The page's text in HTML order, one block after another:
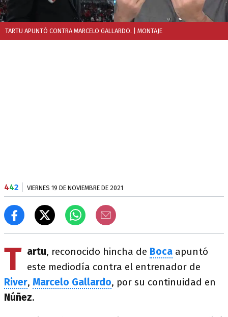
TARTU APUNTÓ CONTRA MARCELO GALLARDO. | MONTAJE
442 VIERNES 19 DE NOVIEMBRE DE 2021
T artu, reconocido hincha de Boca apuntó
este mediodía contra el entrenador de
River, Marcelo Gallardo, por su continuidad en
Núñez.